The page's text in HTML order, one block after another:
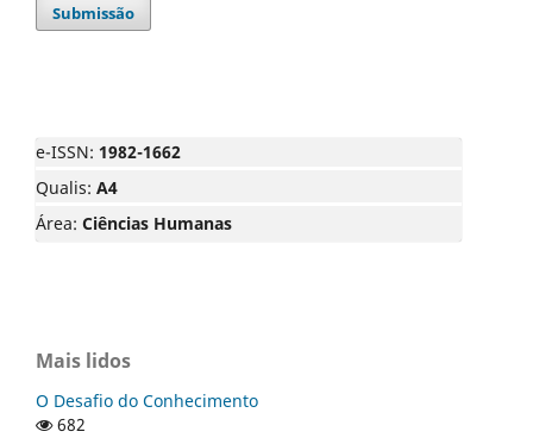
Submissão
e-ISSN: 1982-1662
Qualis: A4
Área: Ciências Humanas
Mais lidos
O Desafio do Conhecimento
682